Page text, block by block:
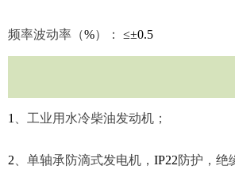
频率波动率（%）： ≤±0.5
1 工业用水冷柴油发动机；
2 单轴承防滴式发电机， IP22防护，绝